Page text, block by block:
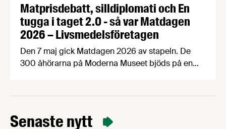
Matprisdebatt, silldiplomati och En
tugga i taget 2.0 - så var Matdagen
2026 – Livsmedelsföretagen
Den 7 maj gick Matdagen 2026 av stapeln. De
300 åhörarna på Moderna Museet bjöds på en
med Edward Blom, panelsamtal om
världens bästa fika och mycket, mycket mer. Här
Senaste nytt